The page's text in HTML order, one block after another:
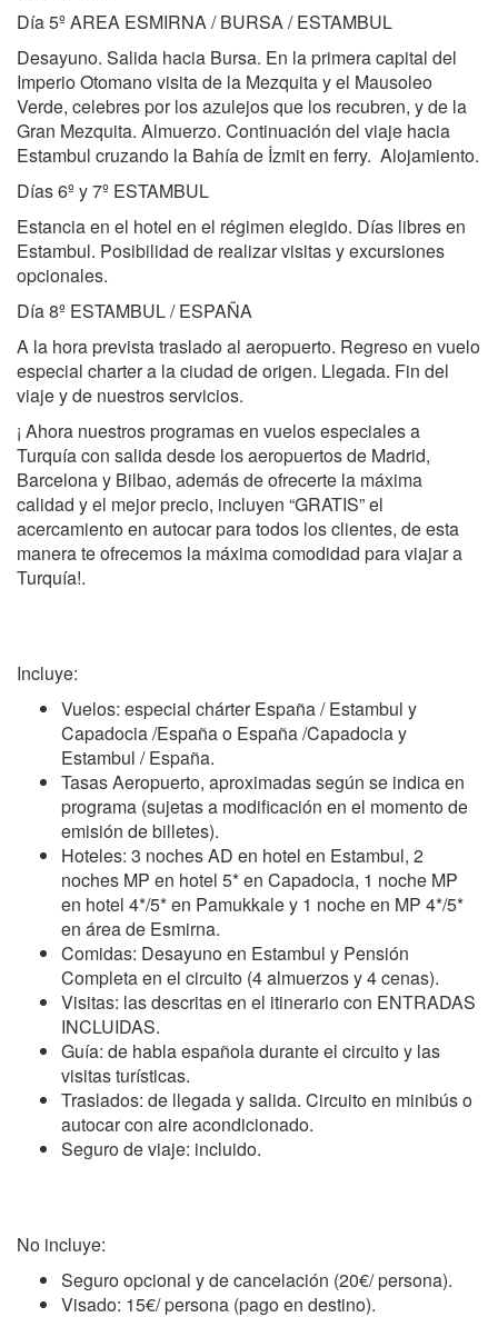
Día 5º AREA ESMIRNA / BURSA / ESTAMBUL
Desayuno. Salida hacia Bursa. En la primera capital del
Imperio Otomano visita de la Mezquita y el Mausoleo
Verde, celebres por los azulejos que los recubren, y de la
Gran Mezquita. Almuerzo. Continuación del viaje hacia
Estambul cruzando la Bahía de İzmit en ferry. Alojamiento.
Días 6º y 7º ESTAMBUL
Estancia en el hotel en el régimen elegido. Días libres en
Estambul. Posibilidad de realizar visitas y excursiones
opcionales.
Día 8º ESTAMBUL / ESPAÑA
A la hora prevista traslado al aeropuerto. Regreso en vuelo
especial charter a la ciudad de origen. Llegada. Fin del
viaje y de nuestros servicios.
¡ Ahora nuestros programas en vuelos especiales a
Turquía con salida desde los aeropuertos de Madrid,
Barcelona y Bilbao, además de ofrecerte la máxima
calidad y el mejor precio, incluyen “GRATIS” el
acercamiento en autocar para todos los clientes, de esta
manera te ofrecemos la máxima comodidad para viajar a
Turquía!.
Incluye:
Vuelos: especial chárter España / Estambul y
Capadocia /España o España /Capadocia y
Estambul / España.
Tasas Aeropuerto, aproximadas según se indica en
programa (sujetas a modificación en el momento de
emisión de billetes).
Hoteles: 3 noches AD en hotel en Estambul, 2
noches MP en hotel 5* en Capadocia, 1 noche MP
en hotel 4*/5* en Pamukkale y 1 noche en MP 4*/5*
en área de Esmirna.
Comidas: Desayuno en Estambul y Pensión
Completa en el circuito (4 almuerzos y 4 cenas).
Visitas: las descritas en el itinerario con ENTRADAS
INCLUIDAS.
Guía: de habla española durante el circuito y las
visitas turísticas.
Traslados: de llegada y salida. Circuito en minibús o
autocar con aire acondicionado.
Seguro de viaje: incluido.
No incluye:
Seguro opcional y de cancelación (20€/ persona).
Visado: 15€/ persona (pago en destino).